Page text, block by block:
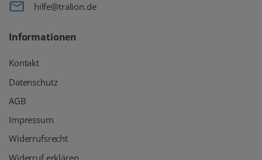
hilfe@tralion.de
Informationen
Kontakt
Datenschutz
AGB
Impressum
Widerrufsrecht
Widerruf erklären